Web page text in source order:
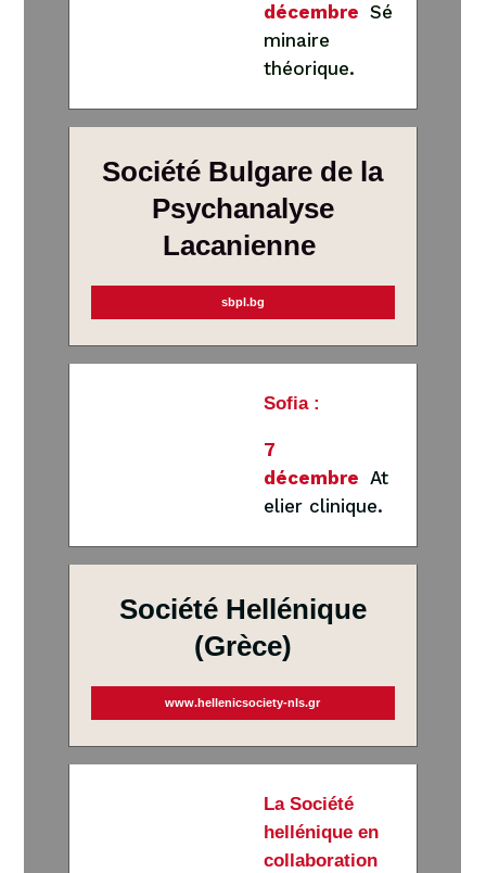
décembre Sé
minaire
théorique.
Société Bulgare de la
Psychanalyse
Lacanienne
sbpl.bg
Sofia :
7
décembre At
elier clinique.
Société Hellénique
(Grèce)
www.hellenicsociety-nls.gr
La Société
hellénique en
collaboration